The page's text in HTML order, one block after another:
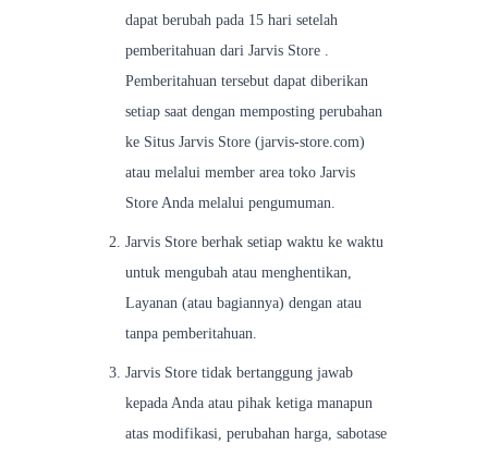
dapat berubah pada 15 hari setelah
pemberitahuan dari Jarvis Store .
Pemberitahuan tersebut dapat diberikan
setiap saat dengan memposting perubahan
ke Situs Jarvis Store (jarvis-store.com)
atau melalui member area toko Jarvis
Store Anda melalui pengumuman.
Jarvis Store berhak setiap waktu ke waktu
untuk mengubah atau menghentikan,
Layanan (atau bagiannya) dengan atau
tanpa pemberitahuan.
Jarvis Store tidak bertanggung jawab
kepada Anda atau pihak ketiga manapun
atas modifikasi, perubahan harga, sabotase